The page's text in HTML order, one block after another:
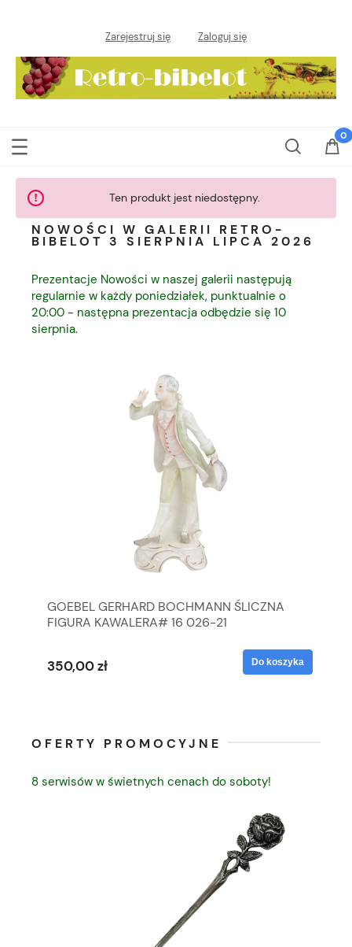
Zarejestruj się Zaloguj się
Ten produkt jest niedostępny.
NOWOŚCI W GALERII RETRO-
BIBELOT 3 SIERPNIA LIPCA 2026
Prezentacje Nowości w naszej galerii następują
regularnie w każdy poniedziałek, punktualnie o
20:00 - następna prezentacja odbędzie się 10
sierpnia.
GOEBEL GERHARD BOCHMANN ŚLICZNA
FIGURA KAWALERA# 16 026-21
350,00 zł Do koszyka
OFERTY PROMOCYJNE
8 serwisów w świetnych cenach do soboty!